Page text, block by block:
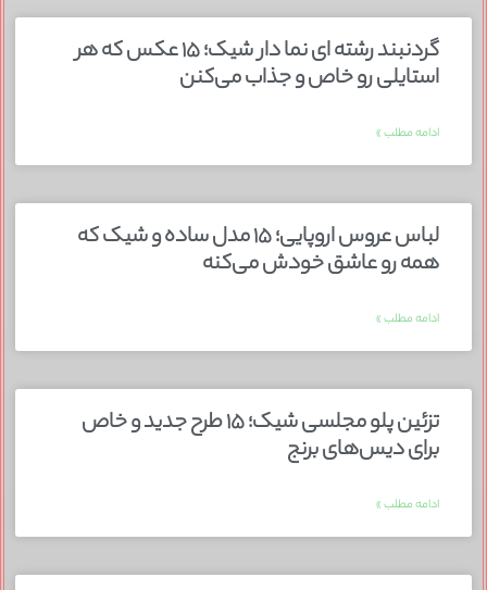
گردنبند رشته ای نما دار شیک؛ ۱۵ عکس که هر
استایلی رو خاص و جذاب می‌کنن
ادامه مطلب »
لباس عروس اروپایی؛ ۱۵ مدل ساده و شیک که
همه رو عاشق خودش می‌کنه
ادامه مطلب »
تزئین پلو مجلسی شیک؛ ۱۵ طرح جدید و خاص
برای دیس‌های برنج
ادامه مطلب »